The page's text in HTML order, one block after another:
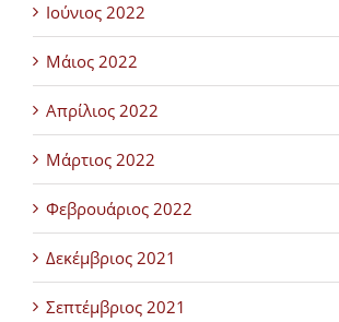
Ιούνιος 2022
Μάιος 2022
Απρίλιος 2022
Μάρτιος 2022
Φεβρουάριος 2022
Δεκέμβριος 2021
Σεπτέμβριος 2021